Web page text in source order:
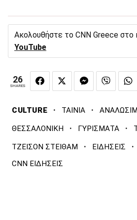
Ακολουθήστε το CNN Greece στο
YouTube
26
SHARES
CULTURE · ΤΑΙΝΙΑ ·
ΘΕΣΣΑΛΟΝΙΚΗ · ΓΥΡΙΣΜΑΤΑ ·
ΤΖΕΙΣΟΝ ΣΤΕΙΘΑΜ · ΕΙΔΗΣΕΙΣ ·
CNN ΕΙΔΗΣΕΙΣ